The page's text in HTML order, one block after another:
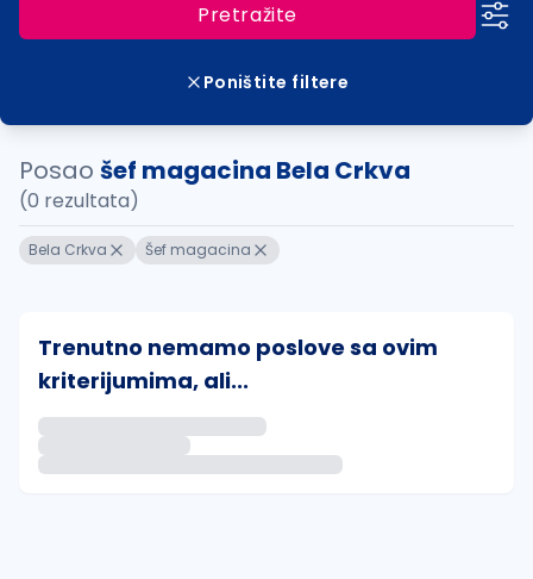
Pretražite
Poništite filtere
Posao šef magacina Bela Crkva
(0 rezultata)
Bela Crkva Šef magacina
Trenutno nemamo poslove sa ovim
kriterijumima, ali...